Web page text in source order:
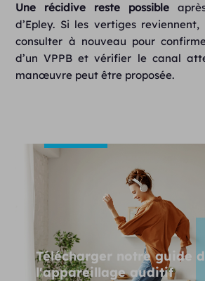
Une récidive reste possible
d’Epley. Si les vertiges
consulter à nouveau pour
d’un VPPB et vérifier le canal
manœuvre peut être proposée.
Télécharger notre guide
l'appareillage auditif